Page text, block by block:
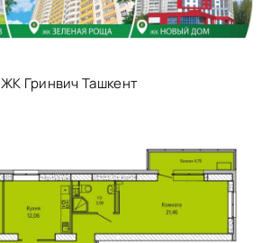
ЖК Гринвич Ташкент